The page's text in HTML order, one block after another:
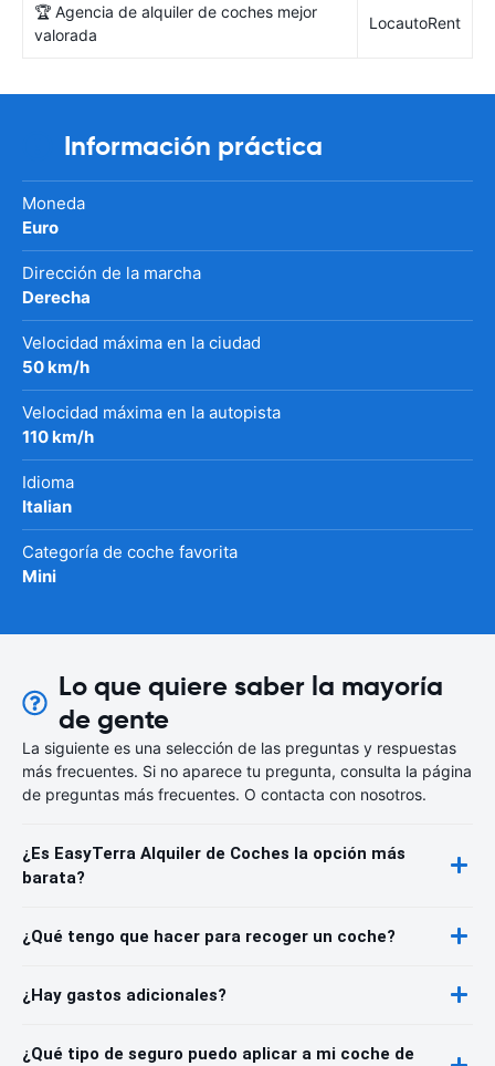
🏆 Agencia de alquiler de coches mejor
valorada
LocautoRent
Información práctica
Moneda
Euro
Dirección de la marcha
Derecha
Velocidad máxima en la ciudad
50 km/h
Velocidad máxima en la autopista
110 km/h
Idioma
Italian
Categoría de coche favorita
Mini
Lo que quiere saber la mayoría
de gente
La siguiente es una selección de las preguntas y respuestas
más frecuentes. Si no aparece tu pregunta, consulta la página
de preguntas más frecuentes. O contacta con nosotros.
¿Es EasyTerra Alquiler de Coches la opción más
barata?
¿Qué tengo que hacer para recoger un coche?
¿Hay gastos adicionales?
¿Qué tipo de seguro puedo aplicar a mi coche de